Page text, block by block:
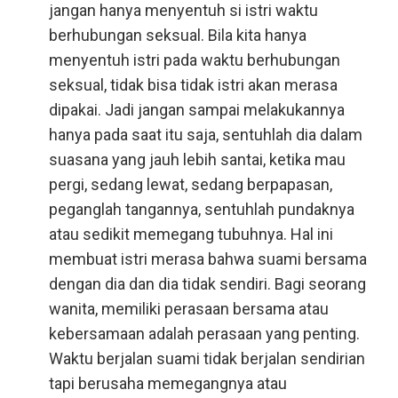
jangan hanya menyentuh si istri waktu
berhubungan seksual. Bila kita hanya
menyentuh istri pada waktu berhubungan
seksual, tidak bisa tidak istri akan merasa
dipakai. Jadi jangan sampai melakukannya
hanya pada saat itu saja, sentuhlah dia dalam
suasana yang jauh lebih santai, ketika mau
pergi, sedang lewat, sedang berpapasan,
peganglah tangannya, sentuhlah pundaknya
atau sedikit memegang tubuhnya. Hal ini
membuat istri merasa bahwa suami bersama
dengan dia dan dia tidak sendiri. Bagi seorang
wanita, memiliki perasaan bersama atau
kebersamaan adalah perasaan yang penting.
Waktu berjalan suami tidak berjalan sendirian
tapi berusaha memegangnya atau